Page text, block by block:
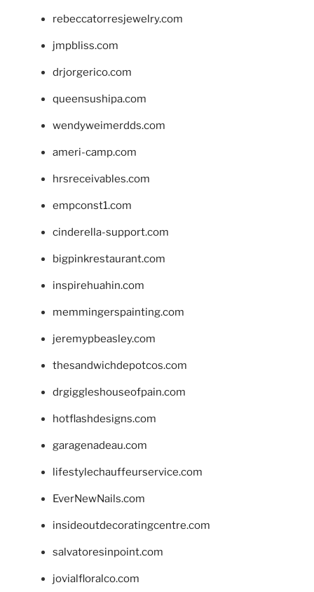
rebeccatorresjewelry.com
jmpbliss.com
drjorgerico.com
queensushipa.com
wendyweimerdds.com
ameri-camp.com
hrsreceivables.com
empconst1.com
cinderella-support.com
bigpinkrestaurant.com
inspirehuahin.com
memmingerspainting.com
jeremypbeasley.com
thesandwichdepotcos.com
drgiggleshouseofpain.com
hotflashdesigns.com
garagenadeau.com
lifestylechauffeurservice.com
EverNewNails.com
insideoutdecoratingcentre.com
salvatoresinpoint.com
jovialfloralco.com